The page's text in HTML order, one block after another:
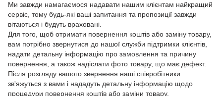
Ми завжди намагаємося надавати нашим клієнтам найкращий
сервіс, тому будь-які ваші запитання та пропозиції завжди
вітаються і будуть враховані.
Для того, щоб отримати повернення коштів або заміну товару,
вам потрібно звернутися до нашої служби підтримки клієнтів,
надати детальну інформацію про замовлення та причину
повернення, а також надіслати фото товару, що має дефект.
Після розгляду вашого звернення наші співробітники
зв'яжуться з вами і нададуть детальну інформацію щодо
процедури повернення коштів або заміни товару.